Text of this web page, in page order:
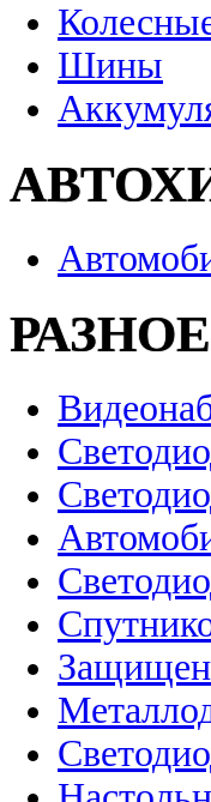
Шины
РАЗНОЕ